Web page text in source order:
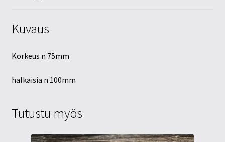
Kuvaus
Korkeus n 75mm
halkaisia n 100mm
Tutustu myös